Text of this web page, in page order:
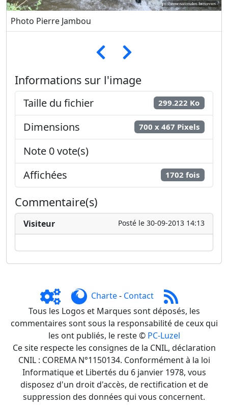
Photo Pierre Jambou
Informations sur l'image
Taille du fichier 299.222 Ko
Dimensions 700 x 467 Pixels
Note 0 vote(s)
Affichées
1702 fois
Commentaire(s)
Visiteur Posté le 30-09-2013 14:13
Charte- Contact
Tous les Logos et Marques sont déposés, les
commentaires sont sous la responsabilité de ceux qui
les ont publiés, le reste © PC-Luzel
Ce site respecte les consignes de la CNIL, déclaration
CNIL : COREMA N°1150134. Conformément à la loi
Informatique et Libertés du 6 janvier 1978, vous
disposez d'un droit d'accès, de rectification et de
suppression des données qui vous concernent.